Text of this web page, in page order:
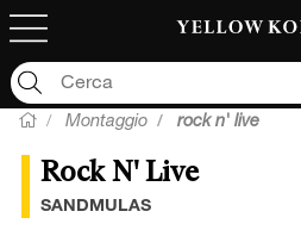
Montaggio rock n' live
Rock N' Live
SANDMULAS